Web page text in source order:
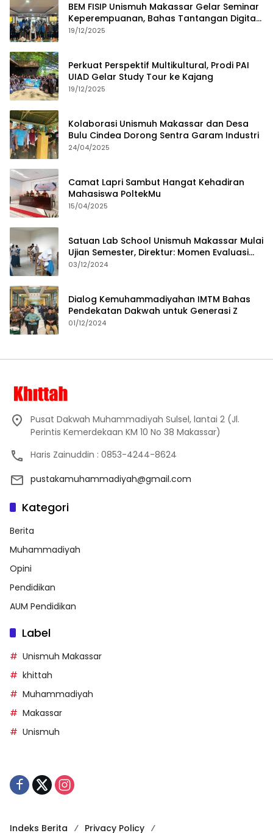
BEM FISIP Unismuh Makassar Gelar Seminar
Keperempuanan, Bahas Tantangan Digital
dan Budaya Lokal
19/12/2025
Perkuat Perspektif Multikultural, Prodi PAI
UIAD Gelar Study Tour ke Kajang
19/12/2025
Kolaborasi Unismuh Makassar dan Desa
Bulu Cindea Dorong Sentra Garam Industri
24/04/2025
Camat Lapri Sambut Hangat Kehadiran
Mahasiswa PoltekMu
15/04/2025
Satuan Lab School Unismuh Makassar Mulai
Ujian Semester, Direktur: Momen Evaluasi
Proses Pembelajaran
03/12/2024
Dialog Kemuhammadiyahan IMTM Bahas
Pendekatan Dakwah untuk Generasi Z
01/12/2024
Pusat Dakwah Muhammadiyah Sulsel, lantai 2 (Jl.
Perintis Kemerdekaan KM 10 No 38 Makassar)
Haris Zainuddin : 0853-4244-8624
pustakamuhammadiyah@gmail.com
Kategori
Berita
Muhammadiyah
Opini
Pendidikan
AUM Pendidikan
Label
Unismuh Makassar
khittah
Muhammadiyah
Makassar
Unismuh
Indeks Berita Privacy Policy